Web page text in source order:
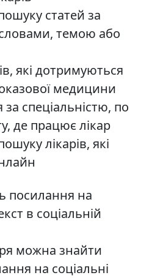
статей за
темою або
які дотримуються
медицини
спеціальністю, по
де працює лікар
лікарів, які
посилання на
в соціальній
можна знайти
на соціальні